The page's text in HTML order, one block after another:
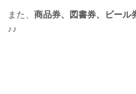
また、商品券、図書券、ビール
♪♪